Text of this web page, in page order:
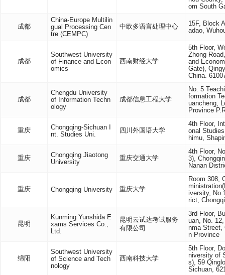
om South
成都
China-Europe Multilin
gual Processing Cen
tre (CEMPC)
中欧多语言处理中心
15F, Block
adao,
成都
Southwest University
of Finance and Econ
omics
西南财经大学
5th Floor,
Zhong
and
Gate),
China.
成都
Chengdu University
of Information Techn
ology
成都信息工程大学
No. 5
formation
uancheng,
Province
重庆
Chongqing-Sichuan I
nt. Studies Uni.
四川外国语大学
4th Floor,
onal
himu,
重庆
Chongqing Jiaotong
University
重庆交通大学
4th Floor,
3),
Nanan
重庆 Chongqing University 重庆大学
Room 308,
iversity,
rict,
昆明
Kunming Yunshida E
xams Services Co.,
Ltd.
昆明云试达考试服务
有限公司
3rd Floor,
uan, No.
nma Street,
n Province
绵阳
Southwest University
of Science and Tech
nology
西南科技大学
5th Floor,
niversity of
s), 59
Sichuan,